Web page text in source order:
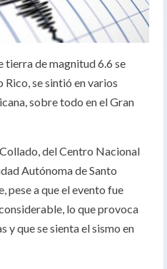
tierra de magnitud 6.6 se
se sintió en varios
sobre todo en el Gran
del Centro Nacional
Autónoma de Santo
pese a que el evento fue
lo que provoca
y que se sienta el sismo en